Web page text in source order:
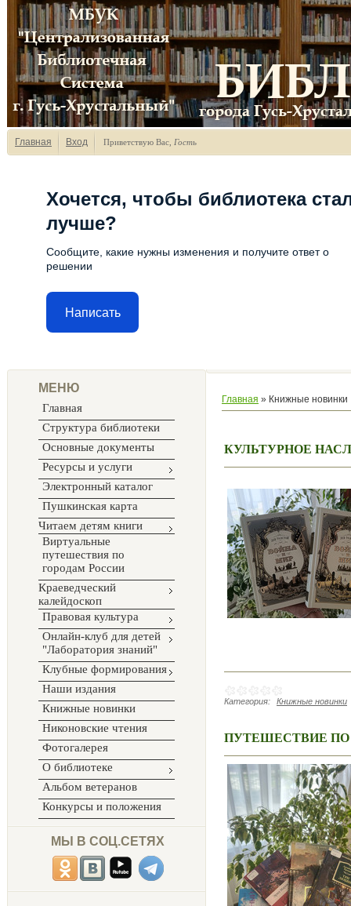
Главная Вход Приветствую Вас Гость
Хочется, чтобы библиотека
лучше?
Сообщите, какие нужны изменения и получите ответ о
решении
Написать
МЕНЮ
Главная
Структура библиотеки
Основные документы
Ресурсы и услуги
Электронный каталог
Пушкинская карта
Читаем детям книги
Виртуальные
путешествия по
городам России
Краеведческий
калейдоскоп
Правовая культура
Онлайн-клуб для детей
"Лаборатория знаний"
Клубные формирования
Наши издания
Книжные новинки
Никоновские чтения
Фотогалерея
О библиотеке
Альбом ветеранов
Конкурсы и положения
МЫ В СОЦ.СЕТЯХ
Главная » Книжные новинки
КУЛЬТУРНОЕ
Категория: Книжные новинки
ПУТЕШЕСТВИЕ